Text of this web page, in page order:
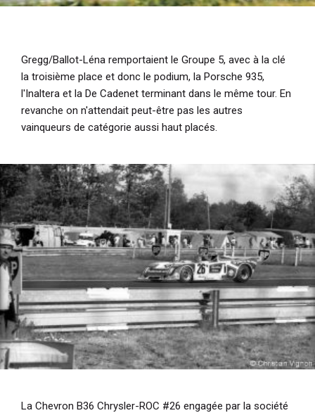
Gregg/Ballot-Léna remportaient le Groupe 5, avec à la clé
la troisième place et donc le podium, la Porsche 935,
l'Inaltera et la De Cadenet terminant dans le même tour. En
revanche on n'attendait peut-être pas les autres
vainqueurs de catégorie aussi haut placés.
La Chevron B36 Chrysler-ROC #26 engagée par la société